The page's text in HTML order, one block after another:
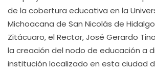
de la cobertura educativa en la
Michoacana de San Nicolás de
Zitácuaro, el Rector, José Gerardo
la creación del nodo de educación a
institución localizado en esta ciudad